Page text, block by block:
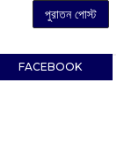
পুরাতন পোস্ট
FACEBOOK